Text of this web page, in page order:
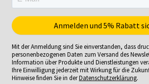
Mit der Anmeldung sind Sie einverstanden, dass
personenbezogenen Daten zum Versand des
Information über Produkte und Dienstleistungen
Ihre Einwilligung jederzeit mit Wirkung für die
Hinweise finden Sie in derDatenschutzerklärung.